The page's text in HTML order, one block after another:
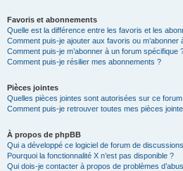
Favoris et abonnements
Quelle est la différence entre les favoris et les
Comment puis-je ajouter aux favoris ou m’abonner
Comment puis-je m’abonner à un forum spécifique
Comment puis-je résilier mes abonnements ?
Pièces jointes
Quelles pièces jointes sont autorisées sur ce
Comment puis-je retrouver toutes mes pièces
À propos de phpBB
Qui a développé ce logiciel de forum de
Pourquoi la fonctionnalité X n’est pas disponible ?
Qui dois-je contacter à propos de problèmes